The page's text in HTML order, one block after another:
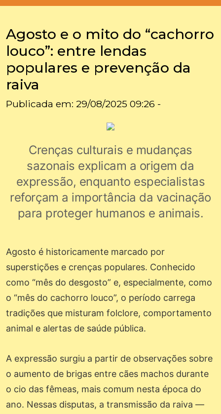
Agosto e o mito do “cachorro
louco”: entre lendas
populares e prevenção da
raiva
Publicada em: 29/08/2025 09:26 -
Crenças culturais e mudanças
sazonais explicam a origem da
expressão, enquanto especialistas
reforçam a importância da vacinação
para proteger humanos e animais.
Agosto é historicamente marcado por
superstições e crenças populares. Conhecido
como “mês do desgosto” e, especialmente, como
o “mês do cachorro louco”, o período carrega
tradições que misturam folclore, comportamento
animal e alertas de saúde pública.
A expressão surgiu a partir de observações sobre
o aumento de brigas entre cães machos durante
o cio das fêmeas, mais comum nesta época do
ano. Nessas disputas, a transmissão da raiva —